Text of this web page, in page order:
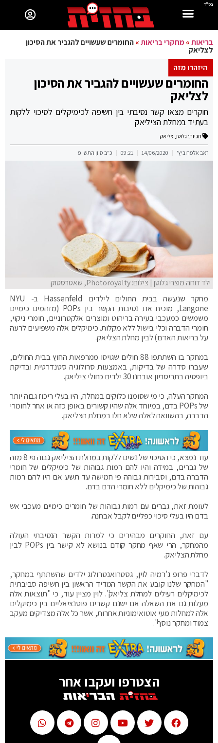
בס"ד
בריאות»מחקרי בריאות»החומרים שעשויים להגביר את הסיכון
לצליאק
היזהרו מזה
החומרים שעשויים להגביר את הסיכון
לצליאק
חוקרים מצאו קשר נסיבתי בין חשיפה לכימיקלים לסיכוי ללקות
בעתיד במחלת הציליאק
תגיות: גלוטן, צליאק
זאב אלפרוביץ' 14/06/2020
09:21 כ"ב סיון התש"פ
ילד דוחה מוצרי גלוטן | צילום: Photoroyalty, שאטרסטוק
מחקר שנעשה בבית החולים לילדים Hassenfeld ב- NYU
Langone, מוכיח את נסיבות הקשר בין POPs (מזהמים כימיים
משמשים כמעכבי בעירה בריהוט ומוצרים אלקטרוניים, חומרי ניקוי,
חומרי הדברה וכלי בישול ללא מקלות. כימיקלים אלה משפיעים לרעה
על בריאות האדם) לבין מחלת הצליאק.
במחקר בו השתתפו 88 חולים שגויסו ממרפאות החוץ בבית החולים,
שעברו סדרה של בדיקות, באמצעות סרולוגיה סטנדרטית ובדיקת
ביופסיה בתריסריון אובחנו 30 ילדים כחולי ציליאק.
המחקר העלה, כי מי שסומנו כלוקים במחלה, היו בעלי ריכוז גבוה יותר
של POPs בדם, במיוחד אלה שהיו קשורים באופן כזה או אחר לחומרי
הדברה, בהשוואה לאלה שלא חלו במחלת הצליאק.
עוד נמצא, כי הסיכוי של נשים ללקות במחלת הציליאק גבוה פי 8 מזה
של גברים, במידה והיו להם רמות גבוהות של כימיקלים של חומרי
הדברה בדם, וסבירות גבוהה פי חמישה עד תשע אם היו להם רמות
גבוהות של כימיקלים ללא חומרי הדם בדם.
לעומת זאת, גברים עם רמות גבוהות של חומרים כימיים מעכבי אש
בדם היו בעלי סיכוי כפליים לקבל אבחנה.
עם זאת, החוקרים מבהירים כי למרות הקשר הנסיבתי העולה
מהמחקר, הרי שאף מחקר קודם בנושא לא קישר בין POPs לבין
מחלת הצליאק.
לדברי פרופ ג'רמיה לוין, גסטרואנטרולוג ילדים שהשתתף במחקר,
"המחקר שלנו קובע את הקשר המדיד הראשון בין חשיפה סביבתית
לכימיקלים רעילים למחלת צליאק". לוין מציין עוד, כי "תוצאות אלה
מעלות גם את השאלה אם ישנם קשרים פוטנציאליים בין כימיקלים
אלה למחלות מעי אוטואימוניות אחרות, אשר כל אלה מצדיקים מעקב
צמוד ומחקר נוסף".
הצטרפו ועקבו אחר